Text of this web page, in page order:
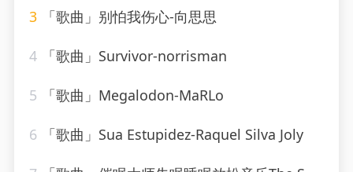
3 「歌曲」别怕我伤心-向思思
4 「歌曲」Survivor-norrisman
5 「歌曲」Megalodon-MaRLo
6 「歌曲」Sua Estupidez-Raquel Silva Joly